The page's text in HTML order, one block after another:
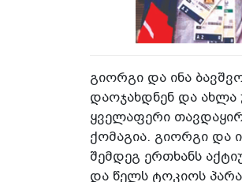
გიორგი და ინა
დაოჯახდნენ და ახლა
ყველაფერი
ქომაგია. გიორგი და
შემდეგ ერთხანს
და წელს ტოკიოს